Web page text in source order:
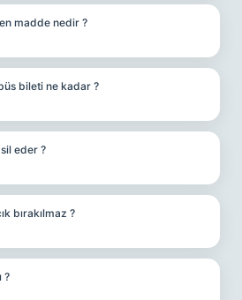
madde nedir ?
bileti ne kadar ?
eder ?
bırakılmaz ?
?